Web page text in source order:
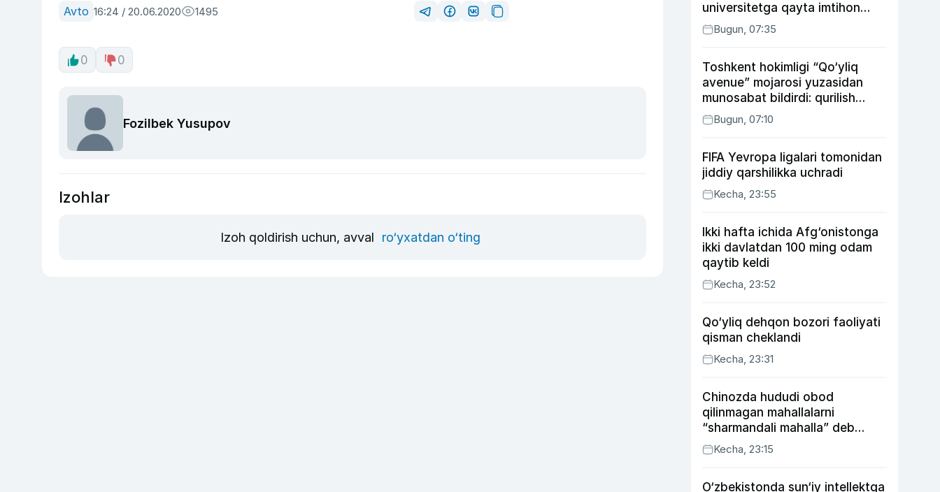
Avto 16:24 / 20.06.2020 1495
0 0
Fozilbek Yusupov
Izohlar
Izoh qoldirish uchun, avval ro‘yxatdan o‘ting
universitetga qayta imtihon
topshiradi
Bugun, 07:35
Toshkent hokimligi “Qo‘yliq
avenue” mojarosi yuzasidan
munosabat bildirdi: qurilish
ishlarining 53 foizi yakunlangan
Bugun, 07:10
FIFA Yevropa ligalari tomonidan
jiddiy qarshilikka uchradi
Kecha, 23:55
Ikki hafta ichida Afg‘onistonga
ikki davlatdan 100 ming odam
qaytib keldi
Kecha, 23:52
Qo‘yliq dehqon bozori faoliyati
qisman cheklandi
Kecha, 23:31
Chinozda hududi obod
qilinmagan mahallalarni
“sharmandali mahalla” deb
belgilash boshlandi
Kecha, 23:15
O‘zbekistonda sun‘iy intellektga